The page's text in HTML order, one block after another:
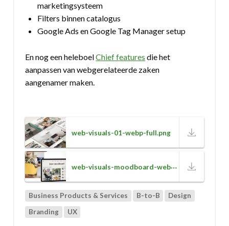
marketingsysteem
Filters binnen catalogus
Google Ads en Google Tag Manager setup
En nog een heleboelChief features die het
aanpassen van webgerelateerde zaken
aangenamer maken.
web-visuals-01-webp-full.png
web-visuals-moodboard-webp-full.png
Business Products & Services B-to-B Design
Branding UX